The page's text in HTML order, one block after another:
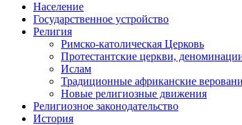
Население
Государственное устройство
Религия
Римско-католическая Церковь
Протестантские церкви,
Ислам
Традиционные африканские
Новые религиозные движения
Религиозное законодательство
История